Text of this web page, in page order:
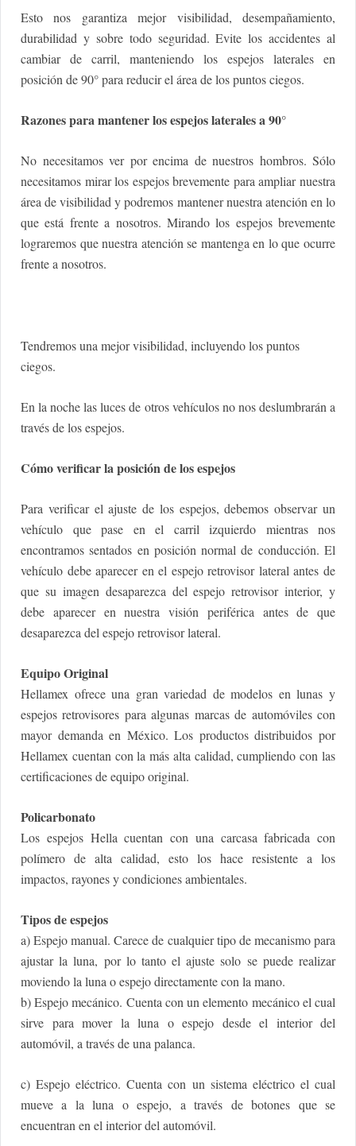
Esto nos garantiza mejor visibilidad, desempañamiento,
durabilidad y sobre todo seguridad. Evite los accidentes al
cambiar de carril, manteniendo los espejos laterales en
posición de 90° para reducir el área de los puntos ciegos.
Razones para mantener los espejos laterales a 90°
No necesitamos ver por encima de nuestros hombros. Sólo
necesitamos mirar los espejos brevemente para ampliar nuestra
área de visibilidad y podremos mantener nuestra atención en lo
que está frente a nosotros. Mirando los espejos brevemente
lograremos que nuestra atención se mantenga en lo que ocurre
frente a nosotros.
Tendremos una mejor visibilidad, incluyendo los puntos
ciegos.
En la noche las luces de otros vehículos no nos deslumbrarán a
través de los espejos.
Cómo verificar la posición de los espejos
Para verificar el ajuste de los espejos, debemos observar un
vehículo que pase en el carril izquierdo mientras nos
encontramos sentados en posición normal de conducción. El
vehículo debe aparecer en el espejo retrovisor lateral antes de
que su imagen desaparezca del espejo retrovisor interior, y
debe aparecer en nuestra visión periférica antes de que
desaparezca del espejo retrovisor lateral.
Equipo Original
Hellamex ofrece una gran variedad de modelos en lunas y
espejos retrovisores para algunas marcas de automóviles con
mayor demanda en México. Los productos distribuidos por
Hellamex cuentan con la más alta calidad, cumpliendo con las
certificaciones de equipo original.
Policarbonato
Los espejos Hella cuentan con una carcasa fabricada con
polímero de alta calidad, esto los hace resistente a los
impactos, rayones y condiciones ambientales.
Tipos de espejos
a) Espejo manual. Carece de cualquier tipo de mecanismo para
ajustar la luna, por lo tanto el ajuste solo se puede realizar
moviendo la luna o espejo directamente con la mano.
b) Espejo mecánico. Cuenta con un elemento mecánico el cual
sirve para mover la luna o espejo desde el interior del
automóvil, a través de una palanca.
c) Espejo eléctrico. Cuenta con un sistema eléctrico el cual
mueve a la luna o espejo, a través de botones que se
encuentran en el interior del automóvil.